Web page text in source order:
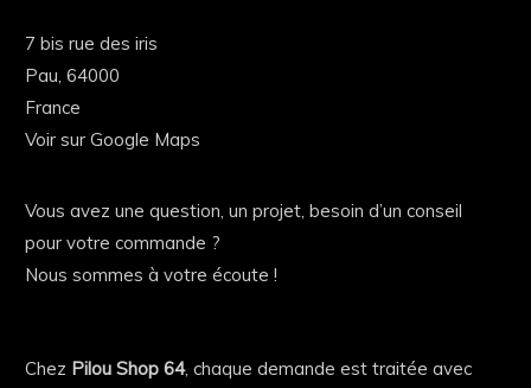
7 bis rue des iris
Pau,64000
France
Voir sur Google Maps
Vous avez une question, un projet, besoin d’un conseil
pour votre commande ?
Nous sommes à votre écoute !
Chez Pilou Shop 64, chaque demande est traitée avec